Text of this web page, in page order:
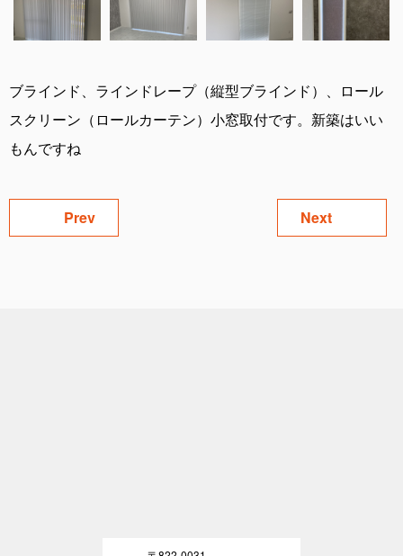
ブラインド、ラインドレープ（縦型ブラインド）、ロール
スクリーン（ロールカーテン）小窓取付です。新築はいい
もんですね
Prev Next